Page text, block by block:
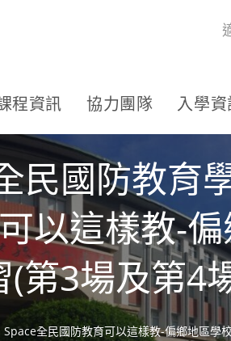
程資訊 協力團隊 入學資
民國防教育
以這樣教-
第3場及第4
全民國防教育可以這樣教-偏鄉地區學